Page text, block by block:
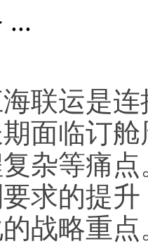
...
联运是
面临订
杂等痛
求的提
战略重点